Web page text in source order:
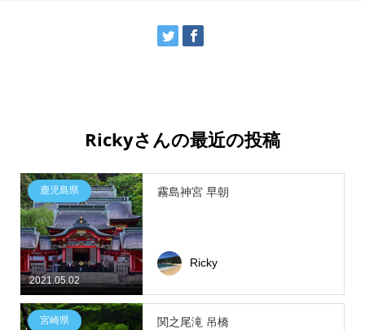
Rickyさんの最近の投稿
2021.05.02
鹿児島県 霧島神宮 早朝
Ricky
宮崎県 関之尾滝 吊橋